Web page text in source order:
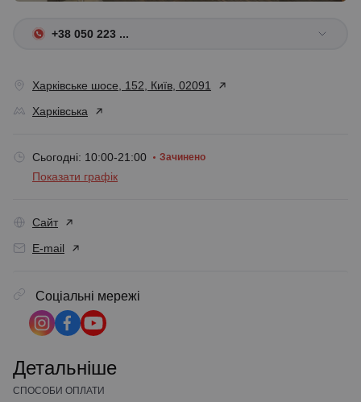
+38 050 223 ...
Харківське шосе, 152, Київ, 02091
Харківська
Сьогодні: 10:00-21:00 Зачинено
Показати графік
Сайт
E-mail
Соціальні мережі
Детальніше
СПОСОБИ ОПЛАТИ